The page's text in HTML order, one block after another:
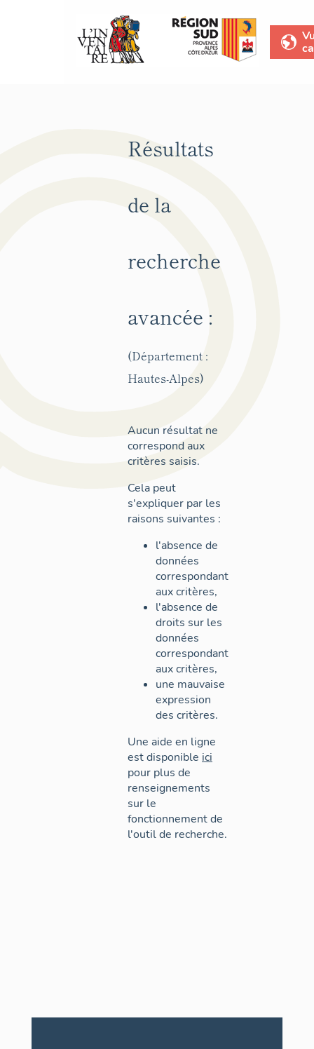
Résultats
de la
recherche
avancée :
(Département :
Hautes-Alpes)
Aucun résultat ne
correspond aux
critères saisis.
Cela peut
s'expliquer par les
raisons suivantes :
l'absence de
données
correspondant
aux critères,
l'absence de
droits sur les
données
correspondant
aux critères,
une mauvaise
expression
des critères.
Une aide en ligne
est disponible ici
pour plus de
renseignements
sur le
fonctionnement de
l'outil de recherche.